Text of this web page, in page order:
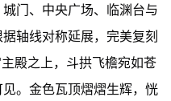
城门、中央广场、临渊台与
轴线对称延展，完美复刻
殿之上，斗拱飞檐宛如苍
。金色瓦顶熠熠生辉，恍